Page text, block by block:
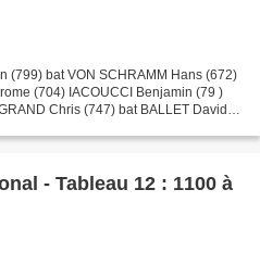
(799) bat VON SCHRAMM Hans (672)
(704) IACOUCCI Benjamin (79 )
Chris (747) bat BALLET David
- Tableau 12 : 1100 à